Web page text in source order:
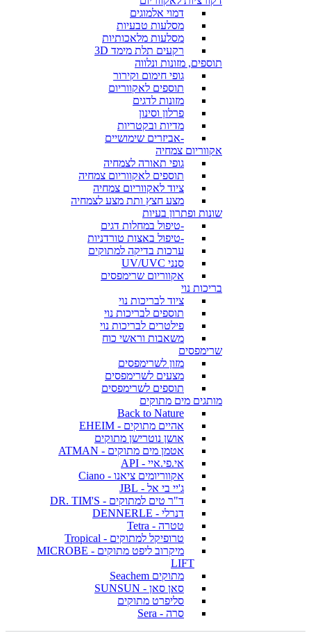
דמוי אלמוגים
מסלעות טבעיות
מסלעות מלאכותיות
רקעים תלת מימד 3D
תוספים, מזונות ונלווה
גופי חימום וקירור
תוספים לאקווריום
מזונות לדגים
פרלון וסינון
מדיות ובקטריות
-אביזרים שימושיים
אקווריום צמחיה
גופי תאורה לצמחיה
תוספים לאקווריום צמחיה
ציוד לאקווריום צמחיה
מצע חצץ ותת מצע לצמחיה
שונות ופתרון בעיות
-טיפול במחלות דגים
-טיפול באצות טורדניות
ערכות בדיקה למתוקים
סנני UV/UVC
אקווריום שרימפסים
בריכות נוי
ציוד לבריכות נוי
תוספים לבריכות נוי
פילטרים לבריכות נוי
משאבות וראשי כוח
שרימפסים
מזון לשרימפסים
מצעים לשרימפסים
תוספים לשרימפסים
מותגים מים מתוקים
Back to Nature
אהיים מתוקים - EHEIM
אושן נוטרישן מתוקים
אטמן מים מתוקים - ATMAN
אי.פי.איי - API
אקווריומים ציאנו - Ciano
ג'יי בי אל - JBL
ד"ר טים למתוקים - DR. TIM'S
דנרלי - DENNERLE
טטרה - Tetra
טרופיקל למתוקים - Tropical
מיקרוב ליפט מתוקים - MICROBE
LIFT
מתוקים Seachem
סאן סאן - SUNSUN
סליפרט מתוקים
סרה - Sera